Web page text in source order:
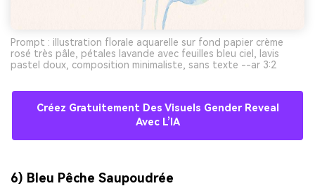
Prompt : illustration florale aquarelle sur fond papier crème
rosé très pâle, pétales lavande avec feuilles bleu ciel, lavis
pastel doux, composition minimaliste, sans texte --ar 3:2
Créez Gratuitement Des Visuels Gender Reveal
Avec L’IA
6) Bleu Pêche Saupoudrée